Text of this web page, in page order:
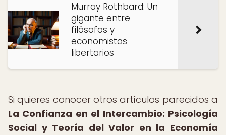
Murray Rothbard: Un
gigante entre
filósofos y
economistas
libertarios
Si quieres conocer otros artículos parecidos a
La Confianza en el Intercambio: Psicología
Social y Teoría del Valor en la Economía